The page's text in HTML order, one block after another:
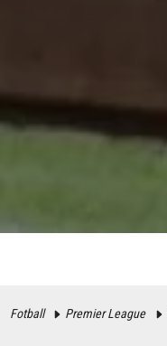
Fotball Premier League